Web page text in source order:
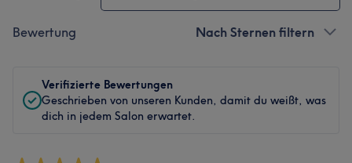
Bewertung Nach Sternen filtern
Verifizierte Bewertungen
Geschrieben von unseren Kunden, damit du weißt, was
dich in jedem Salon erwartet.